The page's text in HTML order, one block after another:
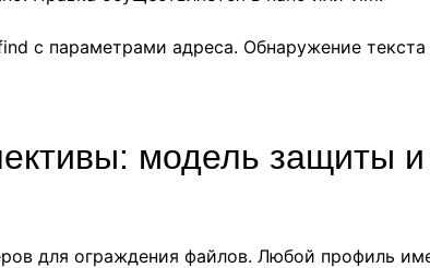
с параметрами адреса. Обнаружение
модель защиты
для ограждения файлов. Любой профиль